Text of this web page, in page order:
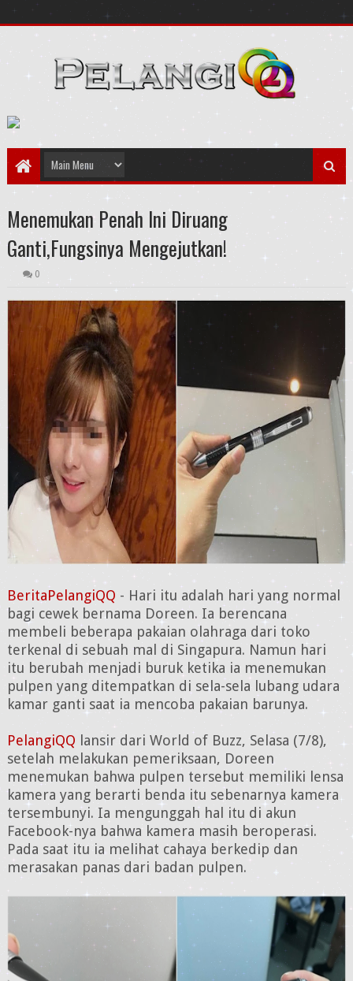
Menemukan Penah Ini Diruang
Ganti,Fungsinya Mengejutkan!
0
BeritaPelangiQQ - Hari itu adalah hari yang normal
bagi cewek bernama Doreen. Ia berencana
membeli beberapa pakaian olahraga dari toko
terkenal di sebuah mal di Singapura. Namun hari
itu berubah menjadi buruk ketika ia menemukan
pulpen yang ditempatkan di sela-sela lubang udara
kamar ganti saat ia mencoba pakaian barunya.
PelangiQQ lansir dari World of Buzz, Selasa (7/8),
setelah melakukan pemeriksaan, Doreen
menemukan bahwa pulpen tersebut memiliki lensa
kamera yang berarti benda itu sebenarnya kamera
tersembunyi. Ia mengunggah hal itu di akun
Facebook-nya bahwa kamera masih beroperasi.
Pada saat itu ia melihat cahaya berkedip dan
merasakan panas dari badan pulpen.